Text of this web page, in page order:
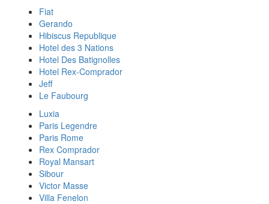
Fiat
Gerando
Hibiscus Republique
Hotel des 3 Nations
Hotel Des Batignolles
Hotel Rex-Comprador
Jeff
Le Faubourg
Luxia
Paris Legendre
Paris Rome
Rex Comprador
Royal Mansart
Sibour
Victor Masse
Villa Fenelon